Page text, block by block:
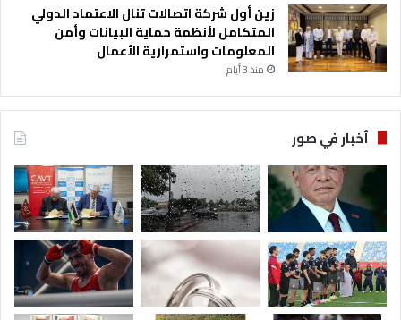
زين أول شركة اتصالات تنال الاعتماد الدولي
المتكامل لأنظمة حماية البيانات وأمن
المعلومات واستمرارية الأعمال
منذ 3 أيام
أخبار في صور